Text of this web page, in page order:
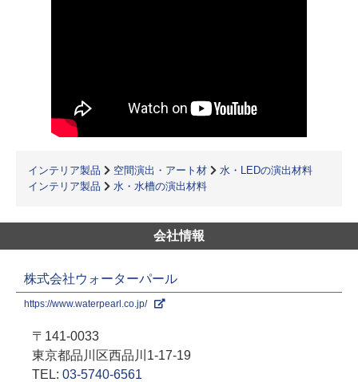
インテリア製品 空間演出・アート材
水・LEDの演出材料
インテリア製品
水・水槽の演出材料
会社情報
株式会社ウォーターパール
https://www.waterpearl.co.jp/
〒141-0033
東京都品川区西品川1-17-19
TEL: 03-5740-6561